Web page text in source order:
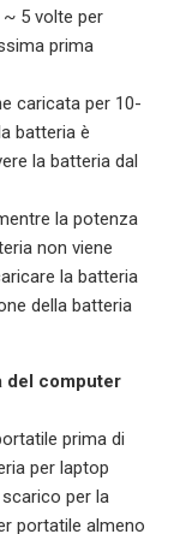
~ 5 volte per
prima
caricata per 10-
batteria è
la batteria dal
la potenza
non viene
la batteria
della batteria
del computer
prima di
per laptop
per la
portatile almeno